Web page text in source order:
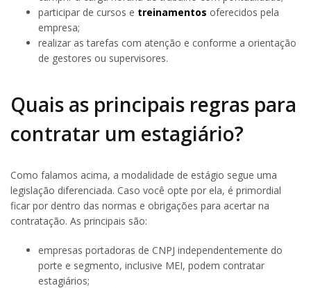
participar de cursos e treinamentos oferecidos pela
empresa;
realizar as tarefas com atenção e conforme a orientação
de gestores ou supervisores.
Quais as principais regras para
contratar um estagiário?
Como falamos acima, a modalidade de estágio segue uma
legislação diferenciada. Caso você opte por ela, é primordial
ficar por dentro das normas e obrigações para acertar na
contratação. As principais são:
empresas portadoras de CNPJ independentemente do
porte e segmento, inclusive MEI, podem contratar
estagiários;